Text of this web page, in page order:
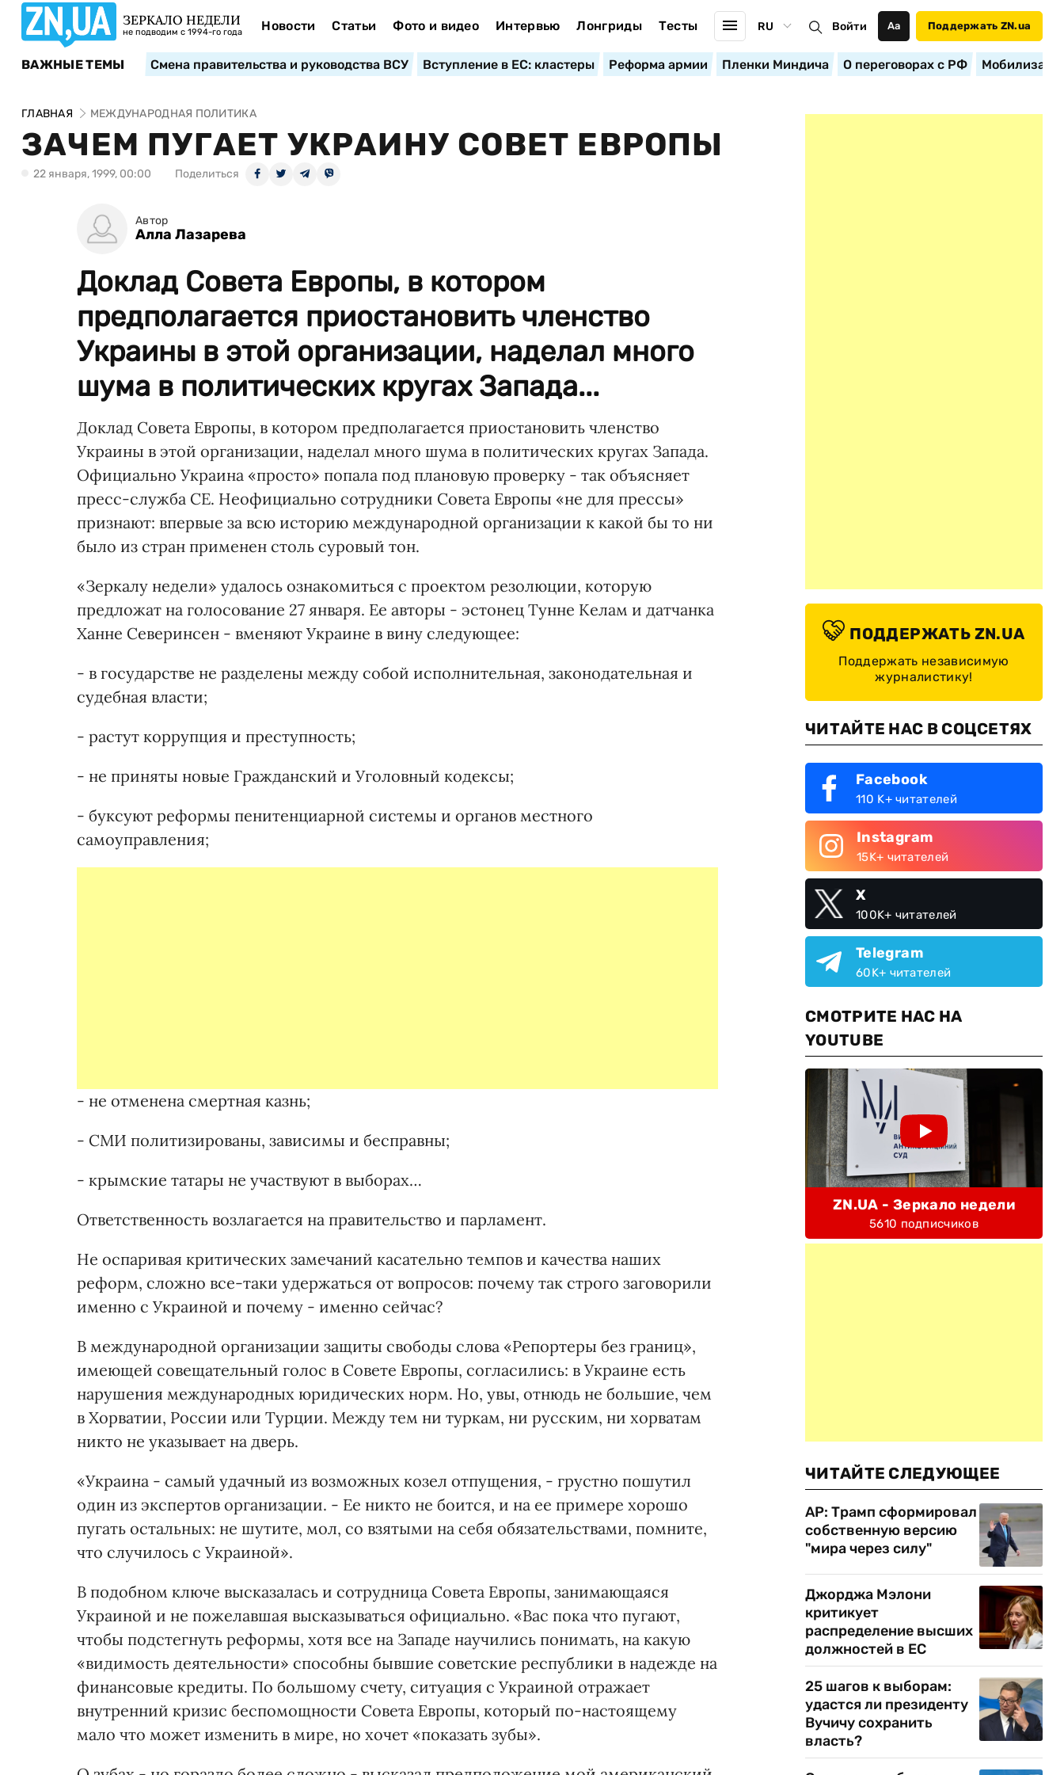
ЗЕРКАЛО НЕДЕЛИ
не подводим с 1994-го года Новости Статьи Фото и видео Интервью Лонгриды Тесты RU Войти Аа Поддержать ZN.ua
ВАЖНЫЕ ТЕМЫ Смена правительства и руководства ВСУ Вступление в ЕС: кластеры Реформа армии Пленки Миндича О переговорах с РФ
ГЛАВНАЯ МЕЖДУНАРОДНАЯ ПОЛИТИКА
ЗАЧЕМ ПУГАЕТ УКРАИНУ СОВЕТ ЕВРОПЫ
22 января, 1999, 00:00 Поделиться
Автор
Алла Лазарева
Доклад Совета Европы, в котором
предполагается приостановить членство
Украины в этой организации, наделал много
шума в политических кругах Запада...
Доклад Совета Европы, в котором предполагается приостановить членство
Украины в этой организации, наделал много шума в политических кругах Запада.
Официально Украина «просто» попала под плановую проверку - так объясняет
пресс-служба СЕ. Неофициально сотрудники Совета Европы «не для прессы»
признают: впервые за всю историю международной организации к какой бы то ни
было из стран применен столь суровый тон.
«Зеркалу недели» удалось ознакомиться с проектом резолюции, которую
предложат на голосование 27 января. Ее авторы - эстонец Тунне Келам и датчанка
Ханне Северинсен - вменяют Украине в вину следующее:
- в государстве не разделены между собой исполнительная, законодательная и
судебная власти;
- растут коррупция и преступность;
- не приняты новые Гражданский и Уголовный кодексы;
- буксуют реформы пенитенциарной системы и органов местного
самоуправления;
- не отменена смертная казнь;
- СМИ политизированы, зависимы и бесправны;
- крымские татары не участвуют в выборах…
Ответственность возлагается на правительство и парламент.
Не оспаривая критических замечаний касательно темпов и качества наших
реформ, сложно все-таки удержаться от вопросов: почему так строго заговорили
именно с Украиной и почему - именно сейчас?
В международной организации защиты свободы слова «Репортеры без границ»,
имеющей совещательный голос в Совете Европы, согласились: в Украине есть
нарушения международных юридических норм. Но, увы, отнюдь не большие, чем
в Хорватии, России или Турции. Между тем ни туркам, ни русским, ни хорватам
никто не указывает на дверь.
«Украина - самый удачный из возможных козел отпущения, - грустно пошутил
один из экспертов организации. - Ее никто не боится, и на ее примере хорошо
пугать остальных: не шутите, мол, со взятыми на себя обязательствами, помните,
что случилось с Украиной».
В подобном ключе высказалась и сотрудница Совета Европы, занимающаяся
Украиной и не пожелавшая высказываться официально. «Вас пока что пугают,
чтобы подстегнуть реформы, хотя все на Западе научились понимать, на какую
«видимость деятельности» способны бывшие советские республики в надежде на
финансовые кредиты. По большому счету, ситуация с Украиной отражает
внутренний кризис беспомощности Совета Европы, который по-настоящему
мало что может изменить в мире, но хочет «показать зубы».
ПОДДЕРЖАТЬ ZN.UA
Поддержать независимую
журналистику!
ЧИТАЙТЕ НАС В СОЦСЕТЯХ
Facebook
110 K+ читателей
Instagram
15K+ читателей
X
100K+ читателей
Telegram
60K+ читателей
СМОТРИТЕ НАС НА
YOUTUBE
ZN.UA - Зеркало недели
5610 подписчиков
ЧИТАЙТЕ СЛЕДУЮЩЕЕ
AP: Трамп сформировал
собственную версию
"мира через силу"
Джорджа Мэлони
критикует
распределение высших
должностей в ЕС
25 шагов к выборам:
удастся ли президенту
Вучичу сохранить
власть?